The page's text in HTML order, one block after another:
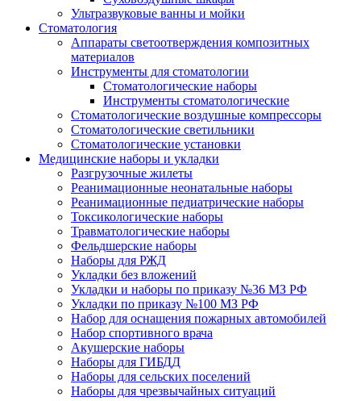
Ультразвуковые ванны и мойки
Стоматология
Аппараты светоотверждения композитных
материалов
Инструменты для стоматологии
Стоматологические наборы
Инструменты стоматологические
Стоматологические воздушные компрессоры
Стоматологические светильники
Стоматологические установки
Медицинские наборы и укладки
Разгрузочные жилеты
Реанимационные неонатальные наборы
Реанимационные педиатрические наборы
Токсикологические наборы
Травматологические наборы
Фельдшерские наборы
Наборы для РЖД
Укладки без вложений
Укладки и наборы по приказу №36 МЗ РФ
Укладки по приказу №100 МЗ РФ
Набор для оснащения пожарных автомобилей
Набор спортивного врача
Акушерские наборы
Наборы для ГИБДД
Наборы для сельских поселений
Наборы для чрезвычайных ситуаций